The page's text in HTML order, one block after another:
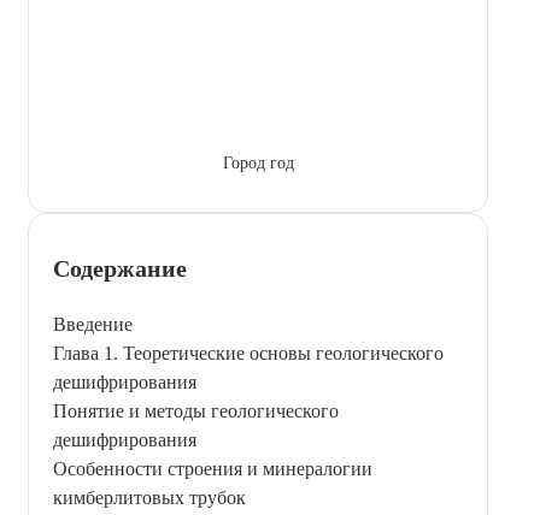
Город год
Содержание
Введение
Глава 1. Теоретические основы геологического
дешифрирования
Понятие и методы геологического
дешифрирования
Особенности строения и минералогии
кимберлитовых трубок